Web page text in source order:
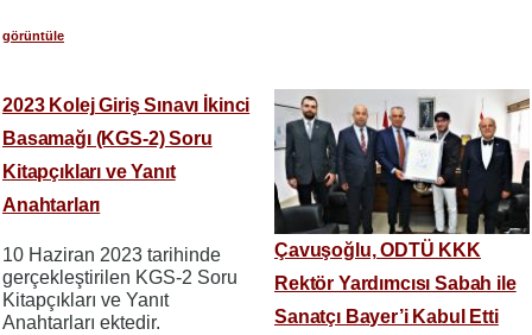
görüntüle
2023 Kolej Giriş Sınavı İkinci
Basamağı (KGS-2) Soru
Kitapçıkları ve Yanıt
Anahtarları
10 Haziran 2023 tarihinde
gerçekleştirilen KGS-2 Soru
Kitapçıkları ve Yanıt
Anahtarları ektedir.
Çavuşoğlu, ODTÜ KKK
Rektör Yardımcısı Sabah ile
Sanatçı Bayer’i Kabul Etti